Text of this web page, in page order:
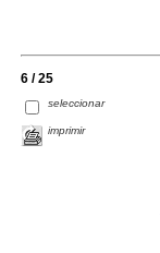
6 / 25
seleccionar
imprimir